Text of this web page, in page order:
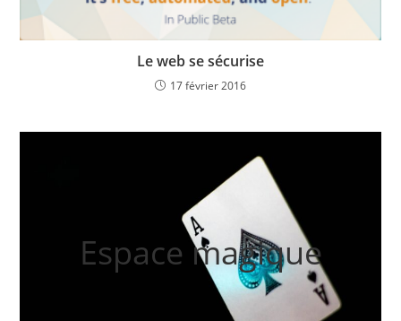
Le web se sécurise
17 février 2016
Espace magique